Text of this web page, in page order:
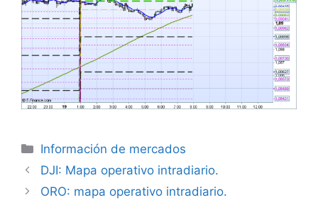
Categorías
Información de mercados
DJI: Mapa operativo intradiario.
ORO: mapa operativo intradiario.